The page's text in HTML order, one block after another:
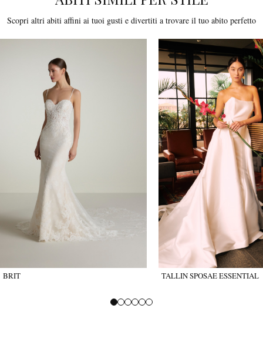
Scopri altri abiti affini ai tuoi gusti e divertiti a trovare il tuo abito perfetto
BRIT TALLIN SPOSAE ESSENTIAL